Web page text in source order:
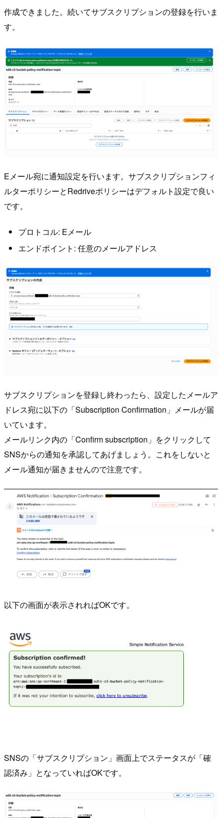
作成できました。続いてサブスクリプションの登録を行いま
す。
Eメール宛に通知設定を行います。サブスクリプションフィ
ルターポリシーとRedriveポリシーはデフォルト設定で良い
です。
プロトコル: Eメール
エンドポイント: 任意のメールアドレス
サブスクリプションを登録し終わったら、設定したメールア
ドレス宛に以下の「Subscription Confirmation」メールが届
いています。
メールリンク内の「Confirm subscription」をクリックして
SNSからの通知を承認してあげましょう。これをしないと
メール通知が届きませんので注意です。
以下の画面が表示されればOKです。
SNSの「サブスクリプション」画面上でステータスが「確
認済み」となっていればOKです。